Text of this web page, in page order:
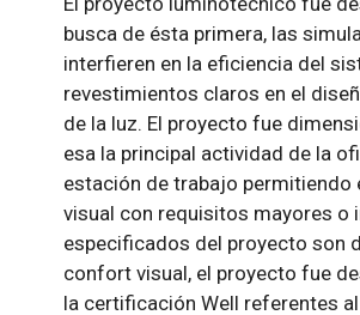
busca de ésta primera, las
interfieren en la eficiencia del
revestimientos claros en el
de la luz. El proyecto fue
esa la principal actividad de la
estación de trabajo permitiendo
visual con requisitos mayores o
especificados del proyecto son
confort visual, el proyecto fue
la certificación Well referentes